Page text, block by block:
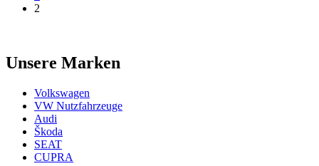
2
Unsere Marken
Volkswagen
VW Nutzfahrzeuge
Audi
Škoda
SEAT
CUPRA